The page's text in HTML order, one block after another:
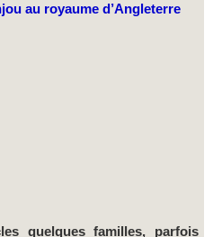
au royaume d’Angleterre
quelques familles, parfois